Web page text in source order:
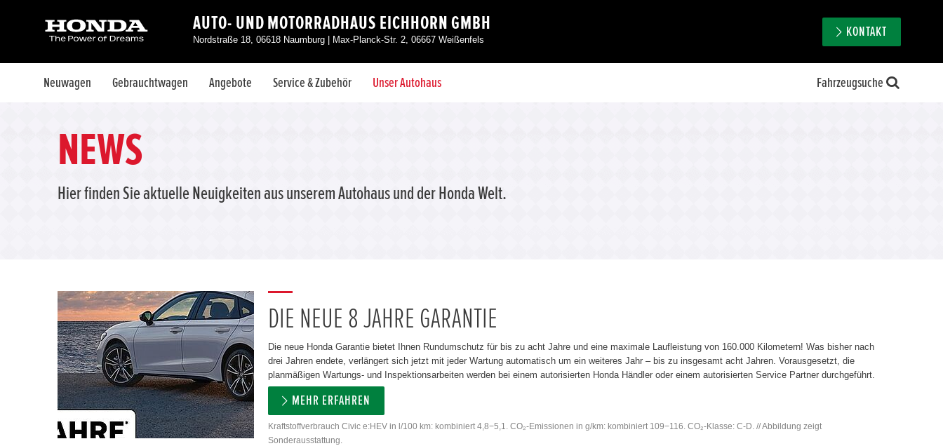
AUTO- UND MOTORRADHAUS EICHHORN GMBH
Nordstraße 18, 06618 Naumburg | Max-Planck-Str. 2, 06667 Weißenfels
KONTAKT
Neuwagen Gebrauchtwagen Angebote Service & Zubehör Unser Autohaus Fahrzeugsuche
NEWS
Hier finden Sie aktuelle Neuigkeiten aus unserem Autohaus und der Honda Welt.
DIE NEUE 8 JAHRE GARANTIE
Die neue Honda Garantie bietet Ihnen Rundumschutz für bis zu acht Jahre und eine maximale Laufleistung von 160.000 Kilometern! Was bisher nach
drei Jahren endete, verlängert sich jetzt mit jeder Wartung automatisch um ein weiteres Jahr – bis zu insgesamt acht Jahren. Vorausgesetzt, die
planmäßigen Wartungs- und Inspektionsarbeiten werden bei einem autorisierten Honda Händler oder einem autorisierten Service Partner durchgeführt.
MEHR ERFAHREN
Kraftstoffverbrauch Civic e:HEV in l/100 km: kombiniert 4,8−5,1. CO₂-Emissionen in g/km: kombiniert 109−116. CO₂-Klasse: C-D. // Abbildung zeigt
Sonderausstattung.